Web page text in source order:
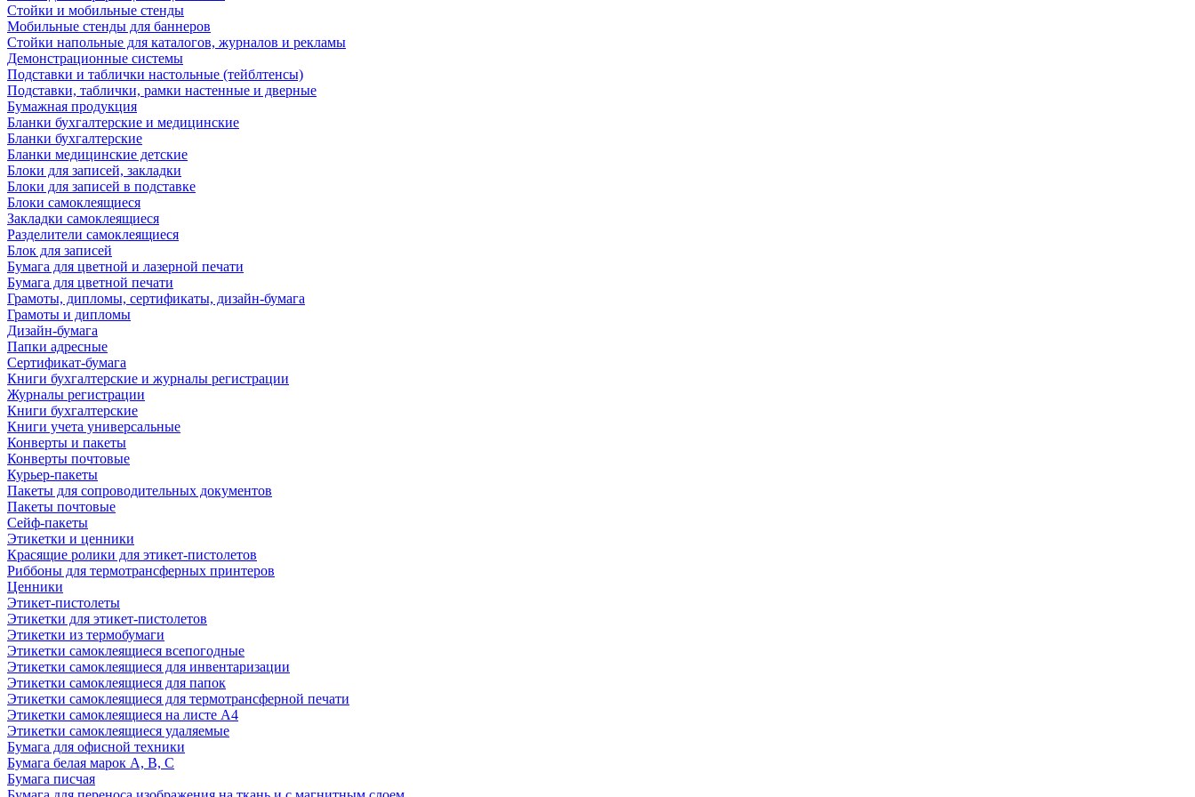
Стойки и мобильные стенды
Мобильные стенды для баннеров
Стойки напольные для каталогов, журналов и рекламы
Демонстрационные системы
Подставки и таблички настольные (тейблтенсы)
Подставки, таблички, рамки настенные и дверные
Бумажная продукция
Бланки бухгалтерские и медицинские
Бланки бухгалтерские
Бланки медицинские детские
Блоки для записей, закладки
Блоки для записей в подставке
Блоки самоклеящиеся
Закладки самоклеящиеся
Разделители самоклеящиеся
Блок для записей
Бумага для цветной и лазерной печати
Бумага для цветной печати
Грамоты, дипломы, сертификаты, дизайн-бумага
Грамоты и дипломы
Дизайн-бумага
Папки адресные
Сертификат-бумага
Книги бухгалтерские и журналы регистрации
Журналы регистрации
Книги бухгалтерские
Книги учета универсальные
Конверты и пакеты
Конверты почтовые
Курьер-пакеты
Пакеты для сопроводительных документов
Пакеты почтовые
Сейф-пакеты
Этикетки и ценники
Красящие ролики для этикет-пистолетов
Риббоны для термотрансферных принтеров
Ценники
Этикет-пистолеты
Этикетки для этикет-пистолетов
Этикетки из термобумаги
Этикетки самоклеящиеся всепогодные
Этикетки самоклеящиеся для инвентаризации
Этикетки самоклеящиеся для папок
Этикетки самоклеящиеся для термотрансферной печати
Этикетки самоклеящиеся на листе А4
Этикетки самоклеящиеся удаляемые
Бумага для офисной техники
Бумага белая марок А, В, С
Бумага писчая